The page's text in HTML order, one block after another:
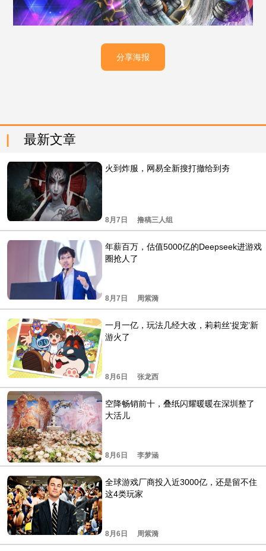
分享海报
最新文章
火到炸服，网易全新搜打撤给到夯
8月7日 撸稿三人组
年薪百万，估值5000亿的Deepseek进游戏
圈抢人了
8月7日 周紫漪
一月一亿，玩法几经大改，莉莉丝‘捉宠’新
游火了
8月6日 张龙西
空降畅销前十，叠纸闪耀暖暖在深圳整了
大活儿
8月6日 李梦涵
全球游戏厂商投入近3000亿，还是留不住
这4类玩家
8月6日 周紫漪